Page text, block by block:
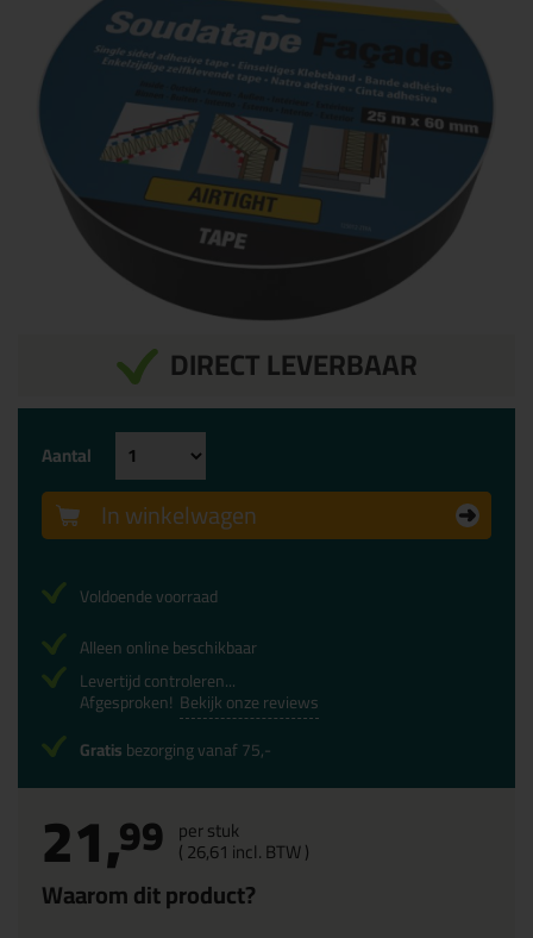
DIRECT LEVERBAAR
21,99 per stuk
(26,61 incl. BTW )
Waarom dit product?
Aantal
In winkelwagen
Voldoende voorraad
Alleen online beschikbaar
Levertijd controleren...
Afgesproken! Bekijk onze reviews
Gratisbezorging vanaf 75,-